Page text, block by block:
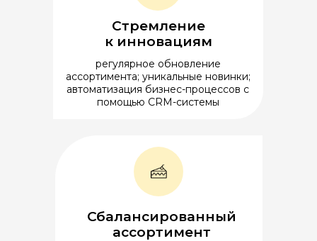
Стремление
к инновациям
регулярное обновление
ассортимента; уникальные новинки;
автоматизация бизнес-процессов с
помощью CRM-системы
Сбалансированный
ассортимент